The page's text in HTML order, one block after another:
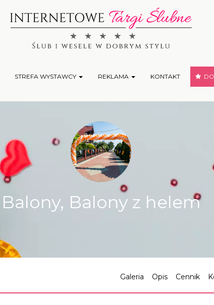
STREFA WYSTAWCY REKLAMA KONTAKT
Balony, Balony z helem
Galeria Opis Cennik